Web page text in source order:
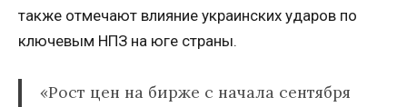
также отмечают влияние украинских ударов по
ключевым НПЗ на юге страны.
«Рост цен на бирже с начала сентября